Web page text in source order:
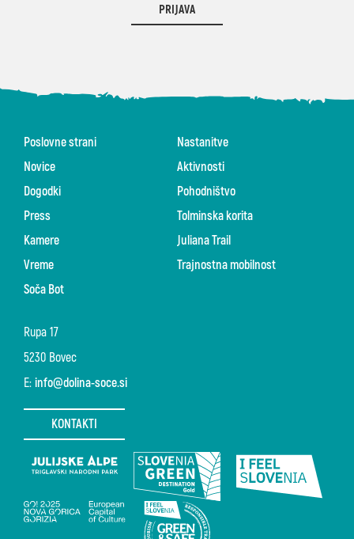
PRIJAVA
Rupa 17
5230 Bovec
E: info@dolina-soce.si
KONTAKTI
Poslovne strani
Novice
Dogodki
Press
Kamere
Vreme
Soča Bot
Nastanitve
Aktivnosti
Pohodništvo
Tolminska korita
Juliana Trail
Trajnostna mobilnost